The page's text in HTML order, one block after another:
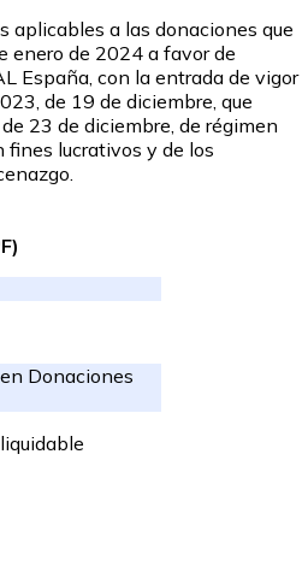
aplicables a las donaciones que
enero de 2024 a favor de
España, con la entrada de vigor
de 19 de diciembre, que
23 de diciembre, de régimen
fines lucrativos y de los
Donaciones